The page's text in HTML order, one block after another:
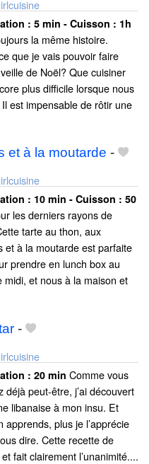
: 5 min - Cuisson : 1h
la même histoire.
que je vais pouvoir faire
de Noël? Que cuisiner
plus difficile lorsque nous
est impensable de rôtir une
et à la moutarde -
: 10 min - Cuisson : 50
les derniers rayons de
tarte au thon, aux
et à la moutarde est parfaite
prendre en lunch box au
et nous à la maison et
-
: 20 min Comme vous
déjà peut-être, j’ai découvert
libanaise à mon insu. Et
apprends, plus je l’apprécie
dire. Cette recette de
fait clairement l’unanimité....